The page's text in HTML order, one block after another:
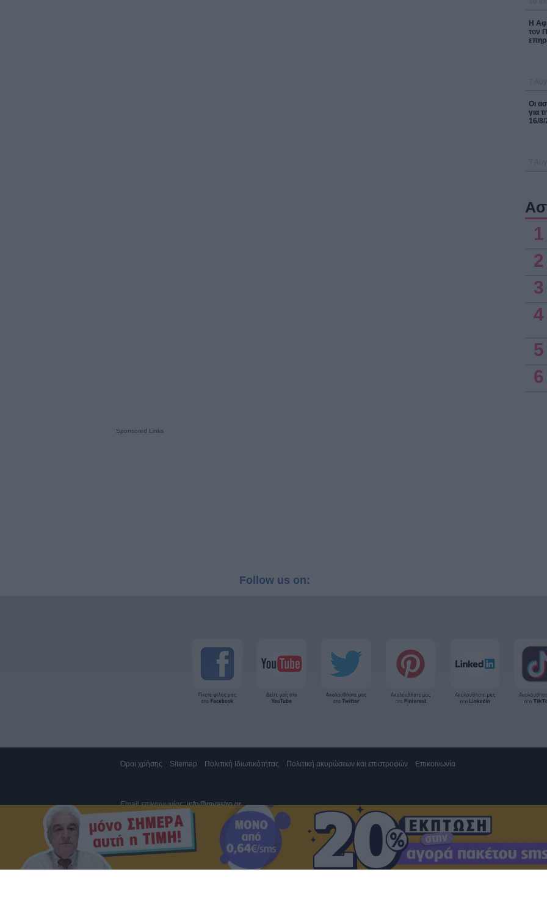
Η
τον
Οι
για
16/
1
2
3
4
5
6
Sponsored Links
Follow us on:
Όροι χρήσης Sitemap Πολιτική Ιδιωτικότητας Πολιτική ακυρώσεων και επιστροφών Επικοινωνία
Email επικοινωνίας:info@myastro.gr
GTEL Communications IKE. Αγίας Τριάδος 1, Αγία Παρασκευή 15343, Γραμμή υποστήριξης 2111883428
Κλήση 14788, σταθερό 1,19€/λεπτό (*), κινητό 1,20€/λεπτό με ελάχιστη χρέωση το πρώτο λεπτό (**)
Καπα-TEL AE, Χαλανδρίου 73 & Πηγάσου 2, Μαρούσι 15125, τηλ. 2130161800.
Αποστολή sms στο 54529, 1,36€/μήνυμα (**)
Αποστολή sms στο 54848, 1€/μήνυμα (**)